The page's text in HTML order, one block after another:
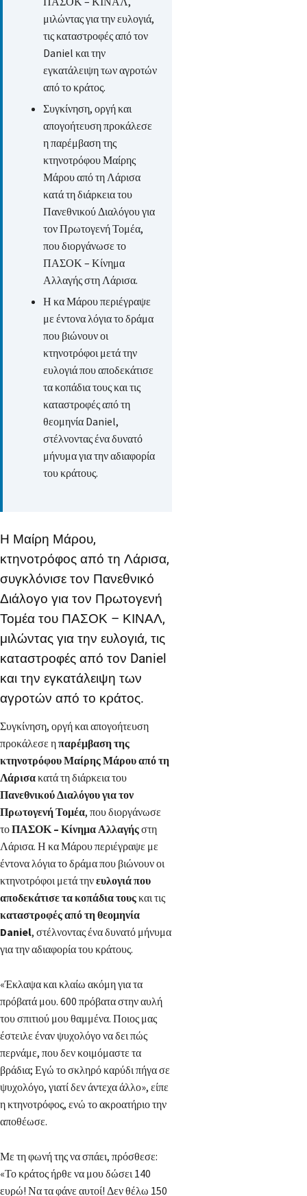
μιλώντας για την ευλογιά,
τις καταστροφές από τον
Daniel και την
εγκατάλειψη των αγροτών
από το κράτος.
Συγκίνηση, οργή και
απογοήτευση προκάλεσε
η παρέμβαση της
κτηνοτρόφου Μαίρης
Μάρου από τη Λάρισα
κατά τη διάρκεια του
Πανεθνικού Διαλόγου για
τον Πρωτογενή Τομέα,
που διοργάνωσε το
ΠΑΣΟΚ – Κίνημα
Αλλαγής στη Λάρισα.
Η κα Μάρου περιέγραψε
με έντονα λόγια το δράμα
που βιώνουν οι
κτηνοτρόφοι μετά την
ευλογιά που αποδεκάτισε
τα κοπάδια τους και τις
καταστροφές από τη
θεομηνία Daniel,
στέλνοντας ένα δυνατό
μήνυμα για την αδιαφορία
του κράτους.
Η Μαίρη Μάρου,
κτηνοτρόφος από τη Λάρισα,
συγκλόνισε τον Πανεθνικό
Διάλογο για τον Πρωτογενή
Τομέα του ΠΑΣΟΚ – ΚΙΝΑΛ,
μιλώντας για την ευλογιά, τις
καταστροφές από τον Daniel
και την εγκατάλειψη των
αγροτών από το κράτος.
Συγκίνηση, οργή και απογοήτευση
προκάλεσε ηπαρέμβαση της
κτηνοτρόφου Μαίρης Μάρου από τη
Λάρισακατά τη διάρκεια του
Πανεθνικού Διαλόγου για τον
Πρωτογενή Τομέα, που διοργάνωσε
τοΠΑΣΟΚ – Κίνημα Αλλαγήςστη
Λάρισα. Η κα Μάρου περιέγραψε με
έντονα λόγια το δράμα που βιώνουν οι
κτηνοτρόφοι μετά τηνευλογιά που
αποδεκάτισε τα κοπάδια τουςκαι τις
καταστροφές από τη θεομηνία
Daniel, στέλνοντας ένα δυνατό μήνυμα
για την αδιαφορία του κράτους.
«Έκλαψα και κλαίω ακόμη για τα
πρόβατά μου. 600 πρόβατα στην αυλή
του σπιτιού μου θαμμένα. Ποιος μας
έστειλε έναν ψυχολόγο να δει πώς
περνάμε, που δεν κοιμόμαστε τα
βράδια; Εγώ το σκληρό καρύδι πήγα σε
ψυχολόγο, γιατί δεν άντεχα άλλο», είπε
η κτηνοτρόφος, ενώ το ακροατήριο την
αποθέωσε.
Με τη φωνή της να σπάει, πρόσθεσε:
«Το κράτος ήρθε να μου δώσει 140
ευρώ! Να τα φάνε αυτοί! Δεν θέλω 150